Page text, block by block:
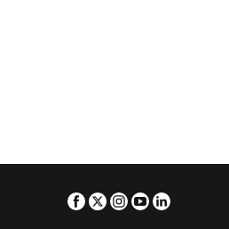
Facebook
TwitterInstagram
Youtube